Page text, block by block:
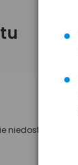
niedostępny